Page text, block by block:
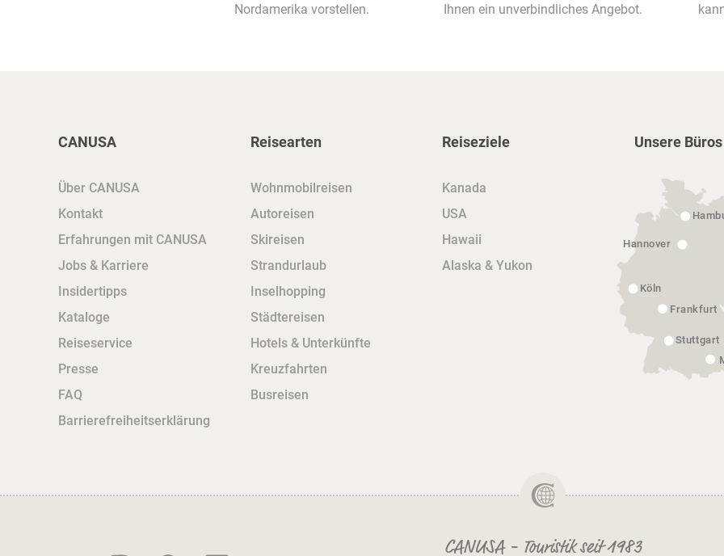
Nordamerika vorstellen.
Ihnen ein unverbindliches Angebot.
CANUSA
Über CANUSA
Kontakt
Erfahrungen mit CANUSA
Jobs & Karriere
Insidertipps
Kataloge
Reiseservice
Presse
FAQ
Barrierefreiheitserklärung
Reisearten
Wohnmobilreisen
Autoreisen
Skireisen
Strandurlaub
Inselhopping
Städtereisen
Hotels & Unterkünfte
Kreuzfahrten
Busreisen
Reiseziele
Kanada
USA
Hawaii
Alaska & Yukon
Unsere Büros
Hannover
Köln
Frankfurt
Stuttgart
CANUSA - Touristik seit 1983